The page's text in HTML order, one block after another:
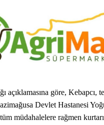
açıklamasına göre, Kebapcı,
Devlet Hastanesi
müdahalelere rağmen